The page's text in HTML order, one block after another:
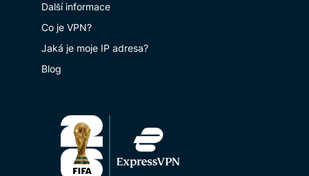
Další informace
Co je VPN?
Jaká je moje IP adresa?
Blog